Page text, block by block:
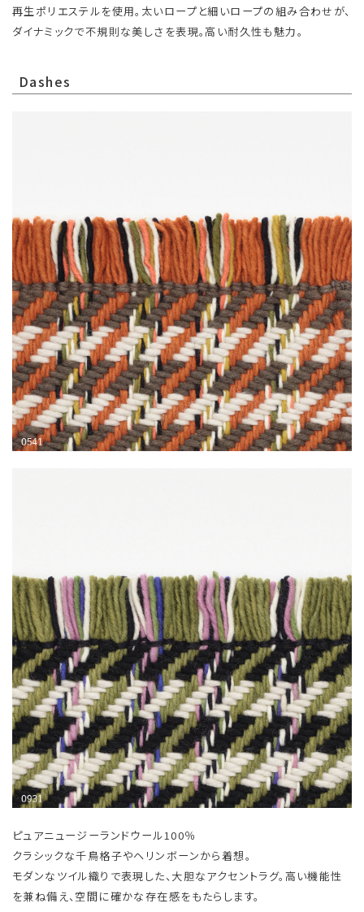
再生ポリエステルを使用。太いロープと細いロープの組み合わせが、
ダイナミックで不規則な美しさを表現。高い耐久性も魅力。
Dashes
ピュアニュージーランドウール100％
クラシックな千鳥格子やヘリンボーンから着想。
モダンなツイル織りで表現した、大胆なアクセントラグ。高い機能性
を兼ね備え、空間に確かな存在感をもたらします。